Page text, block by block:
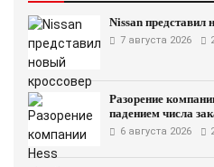
Nissan представил
7 августа 2026
Разорение
падением числа
6 августа 2026